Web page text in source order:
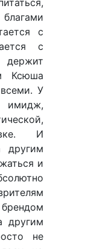
с
с
Ксюша
У
И
другим
и
другим
не